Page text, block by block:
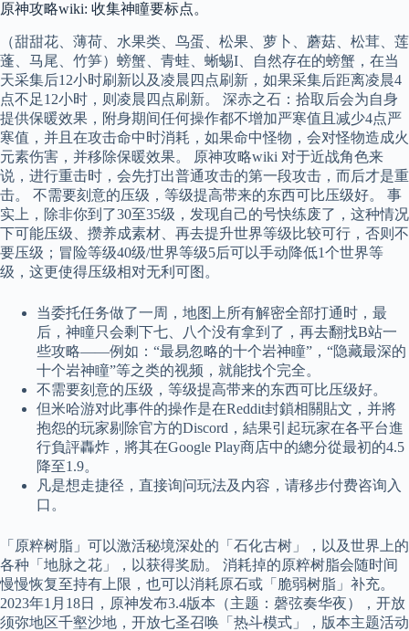
原神攻略wiki: 收集神瞳要标点。
（甜甜花、薄荷、水果类、鸟蛋、松果、萝卜、蘑菇、松茸、莲
蓬、马尾、竹笋）螃蟹、青蛙、蜥蜴I、自然存在的螃蟹，在当
天采集后12小时刷新以及凌晨四点刷新，如果采集后距离凌晨4
点不足12小时，则凌晨四点刷新。 深赤之石：拾取后会为自身
提供保暖效果，附身期间任何操作都不增加严寒值且减少4点严
寒值，并且在攻击命中时消耗，如果命中怪物，会对怪物造成火
元素伤害，并移除保暖效果。 原神攻略wiki 对于近战角色来
说，进行重击时，会先打出普通攻击的第一段攻击，而后才是重
击。 不需要刻意的压级，等级提高带来的东西可比压级好。 事
实上，除非你到了30至35级，发现自己的号快练废了，这种情况
下可能压级、攒养成素材、再去提升世界等级比较可行，否则不
要压级；冒险等级40级/世界等级5后可以手动降低1个世界等
级，这更使得压级相对无利可图。
当委托任务做了一周，地图上所有解密全部打通时，最
后，神瞳只会剩下七、八个没有拿到了，再去翻找B站一
些攻略——例如：“最易忽略的十个岩神瞳”，“隐藏最深的
十个岩神瞳”等之类的视频，就能找个完全。
不需要刻意的压级，等级提高带来的东西可比压级好。
但米哈游对此事件的操作是在Reddit封鎖相關貼文，并將
抱怨的玩家剔除官方的Discord，結果引起玩家在各平台進
行負評轟炸，將其在Google Play商店中的總分從最初的4.5
降至1.9。
凡是想走捷径，直接询问玩法及内容，请移步付费咨询入
口。
「原粹树脂」可以激活秘境深处的「石化古树」，以及世界上的
各种「地脉之花」，以获得奖励。 消耗掉的原粹树脂会随时间
慢慢恢复至持有上限，也可以消耗原石或「脆弱树脂」补充。
2023年1月18日，原神发布3.4版本（主题：磬弦奏华夜），开放
须弥地区千壑沙地，开放七圣召唤「热斗模式」，版本主题活动